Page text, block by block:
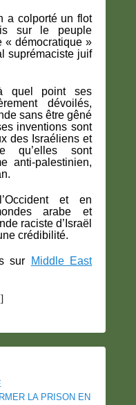
a colporté un flot
sur le peuple
« démocratique »
suprémaciste juif
quel point ses
dévoilés,
sans être gêné
inventions sont
des Israéliens et
qu’elles sont
anti-palestinien,
et en
arabe et
raciste d’Israël
crédibilité.
sur
Middle East
LA PRISON EN